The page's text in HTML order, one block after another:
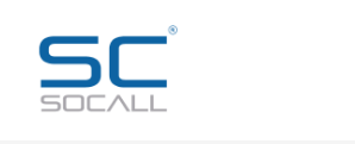
content